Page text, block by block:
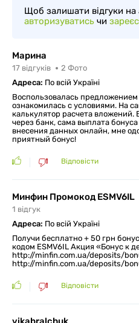
Щоб залишати відгуки на
авторизуватись чи
Марина
17 відгуків 2 Фото
Адреса: По всій Україні
Воспользовалась предложением
ознакомилась с условиями. На
калькулятор расчета
через банк, сама выплата
внесения данных онлайн, мне
приятный бонус!
Відповісти
Минфин Промокод ESMV6IL
1 відгук
Адреса: По всій Україні
Получи бесплатно + 50 грн
кодом ESMV6IL Акция «Бонус к
http://minfin.com.ua/deposits/
http://minfin.com.ua/deposits/
Відповісти